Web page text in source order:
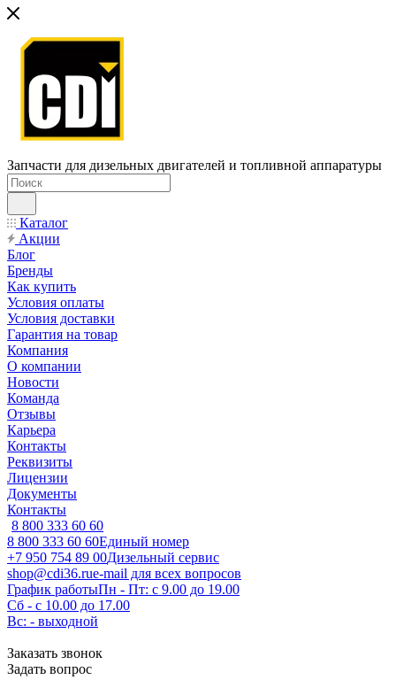
Запчасти для дизельных двигателей и топливной аппаратуры
Каталог
Акции
Блог
Бренды
Как купить
Условия оплаты
Условия доставки
Гарантия на товар
Компания
О компании
Новости
Команда
Отзывы
Карьера
Контакты
Реквизиты
Лицензии
Документы
Контакты
8 800 333 60 60
8 800 333 60 60Единый номер
+7 950 754 89 00Дизельный сервис
shop@cdi36.rue-mail для всех вопросов
График работыПн - Пт: с 9.00 до 19.00
Сб - с 10.00 до 17.00
Вс: - выходной
Заказать звонок
Задать вопрос